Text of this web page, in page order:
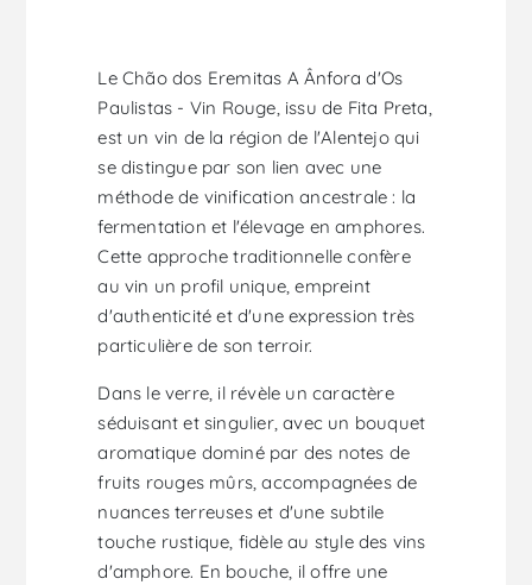
Le Chão dos Eremitas A Ânfora d'Os
Paulistas - Vin Rouge, issu de Fita Preta,
est un vin de la région de l'Alentejo qui
se distingue par son lien avec une
méthode de vinification ancestrale : la
fermentation et l'élevage en amphores.
Cette approche traditionnelle confère
au vin un profil unique, empreint
d'authenticité et d'une expression très
particulière de son terroir.
Dans le verre, il révèle un caractère
séduisant et singulier, avec un bouquet
aromatique dominé par des notes de
fruits rouges mûrs, accompagnées de
nuances terreuses et d'une subtile
touche rustique, fidèle au style des vins
d'amphore. En bouche, il offre une